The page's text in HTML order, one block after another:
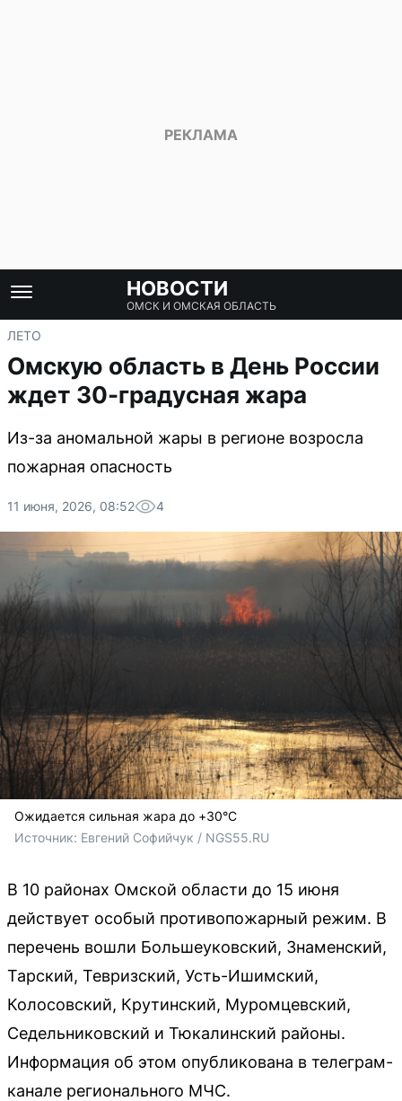
НОВОСТИ
ОМСК И ОМСКАЯ ОБЛАСТЬ
ЛЕТО
Омскую область в День России
ждет 30-градусная жара
Из-за аномальной жары в регионе возросла
пожарная опасность
11 июня, 2026, 08:52 4
Ожидается сильная жара до +30°C
Источник: Евгений Софийчук / NGS55.RU
В 10 районах Омской области до 15 июня
действует особый противопожарный режим. В
перечень вошли Большеуковский, Знаменский,
Тарский, Тевризский, Усть-Ишимский,
Колосовский, Крутинский, Муромцевский,
Седельниковский и Тюкалинский районы.
Информация об этом опубликована в телеграм-
канале регионального МЧС.